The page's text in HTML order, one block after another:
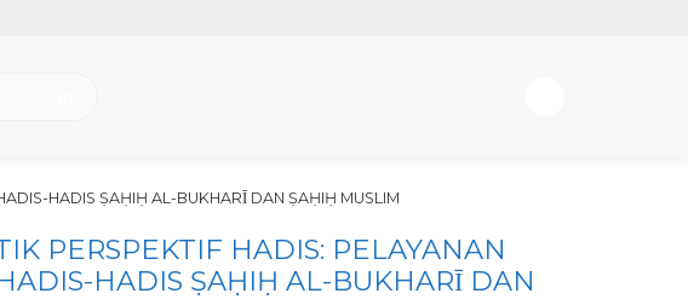
HADIS ṢAḤIḤ AL-BUKHARῙ DAN ṢAḤIḤ MUSLIM
PERSPEKTIF HADIS: PELAYANAN
HADIS ṢAḤIḤ AL-BUKHARῙ DAN